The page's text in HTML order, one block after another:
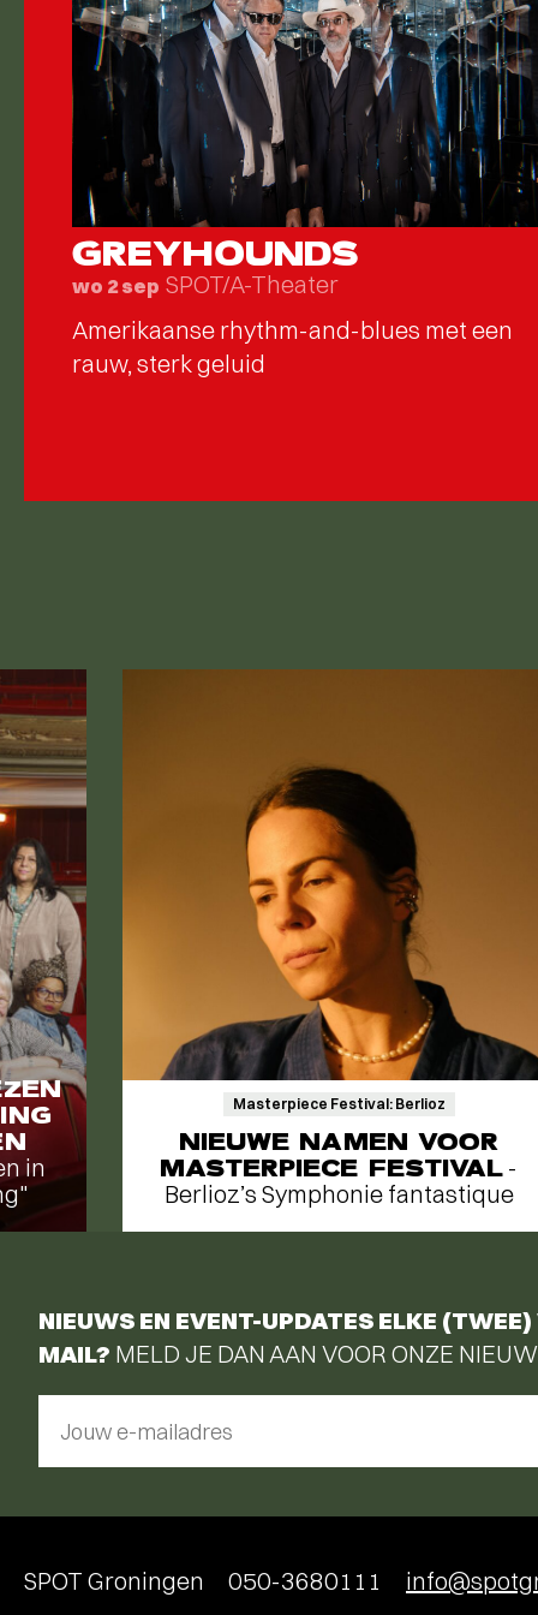
GREYHOUNDS
wo 2 sep SPOT/A-Theater
Amerikaanse rhythm-and-blues met een
rauw, sterk geluid
in
Masterpiece Festival: Berlioz
NIEUWE NAMEN VOOR
MASTERPIECE FESTIVAL -
Berlioz’s Symphonie fantastique
NIEUWS EN EVENT-UPDATES ELKE
MAIL? MELD JE DAN AAN VOOR ONZE
Jouw e-mailadres
SPOT Groningen 050-3680111